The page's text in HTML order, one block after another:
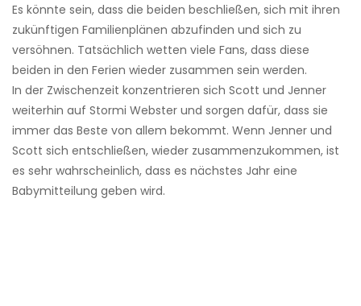
Es könnte sein, dass die beiden beschließen, sich mit ihren
zukünftigen Familienplänen abzufinden und sich zu
versöhnen. Tatsächlich wetten viele Fans, dass diese
beiden in den Ferien wieder zusammen sein werden.
In der Zwischenzeit konzentrieren sich Scott und Jenner
weiterhin auf Stormi Webster und sorgen dafür, dass sie
immer das Beste von allem bekommt. Wenn Jenner und
Scott sich entschließen, wieder zusammenzukommen, ist
es sehr wahrscheinlich, dass es nächstes Jahr eine
Babymitteilung geben wird.